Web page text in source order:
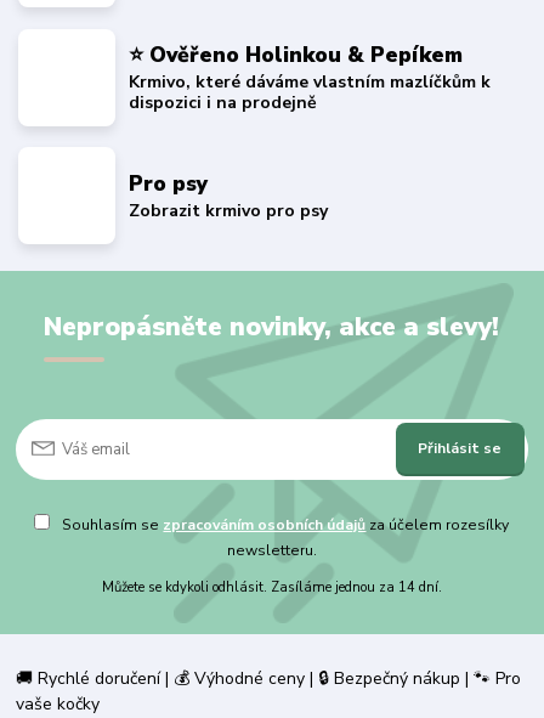
⭐ Ověřeno Holinkou & Pepíkem
Krmivo, které dáváme vlastním mazlíčkům k
dispozici i na prodejně
Pro psy
Zobrazit krmivo pro psy
Nepropásněte novinky, akce a slevy!
Přihlásit se
Souhlasím se zpracováním osobních údajů za účelem rozesílky
newsletteru.
Můžete se kdykoli odhlásit. Zasíláme jednou za 14 dní.
🚚 Rychlé doručení | 💰 Výhodné ceny | 🔒 Bezpečný nákup | 🐾 Pro
vaše kočky